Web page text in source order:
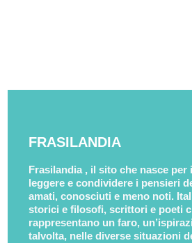
FRASILANDIA
Frasilandia , il sito che nasce per
leggere e condividere i pensieri
amati, conosciuti e meno noti.
storici e filosofi, scrittori e poeti
rappresentano un faro,
talvolta, nelle diverse situazioni